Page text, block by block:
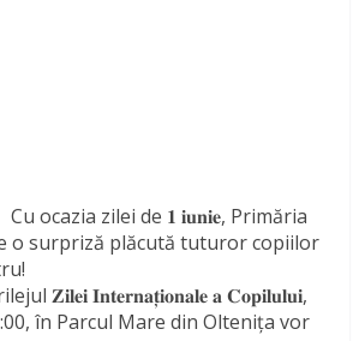
Cu ocazia zilei de 𝟏 𝐢𝐮𝐧𝐢𝐞, Primăria
o surpriză plăcută tuturor copiilor
𝐙𝐢𝐥𝐞𝐢 𝐈𝐧𝐭𝐞𝐫𝐧𝐚𝐭̦𝐢𝐨𝐧𝐚𝐥𝐞 𝐚 𝐂𝐨𝐩𝐢𝐥𝐮𝐥𝐮𝐢,
în Parcul Mare din Oltenița vor